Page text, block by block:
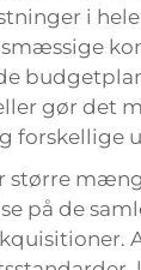
i
gør det
forskellige
større
på de